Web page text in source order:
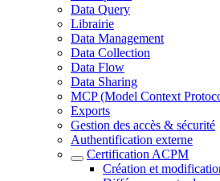
Data Query
Librairie
Data Management
Data Collection
Data Flow
Data Sharing
MCP (Model Context
Exports
Gestion des accès & sécurité
Authentification externe
Certification ACPM
Création et